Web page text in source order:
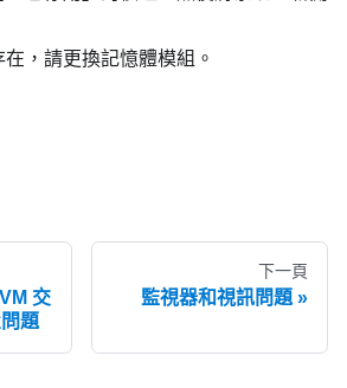
，請更換記憶體模組。
交
題
下一頁
監視器和視訊問題